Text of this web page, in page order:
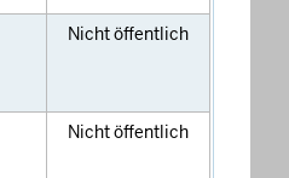
Nicht öffentlich
Nicht öffentlich